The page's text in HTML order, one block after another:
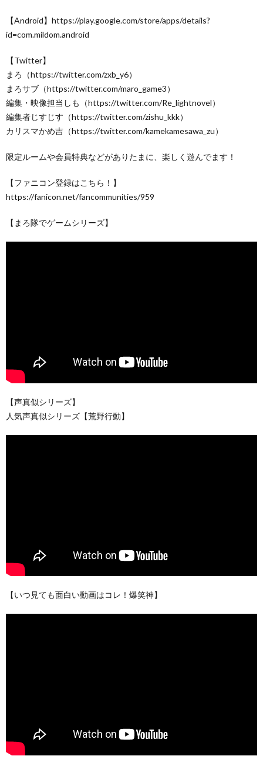
【Android】https://play.google.com/store/apps/details?
id=com.mildom.android
【Twitter】
まろ（https://twitter.com/zxb_y6）
まろサブ（https://twitter.com/maro_game3）
編集・映像担当しも（https://twitter.com/Re_lightnovel）
編集者じすじす（https://twitter.com/zishu_kkk）
カリスマかめ吉（https://twitter.com/kamekamesawa_zu）
限定ルームや会員特典などがありたまに、楽しく遊んでます！
【ファニコン登録はこちら！】
https://fanicon.net/fancommunities/959
【まろ隊でゲームシリーズ】
【声真似シリーズ】
人気声真似シリーズ【荒野行動】
【いつ見ても面白い動画はコレ！爆笑神】